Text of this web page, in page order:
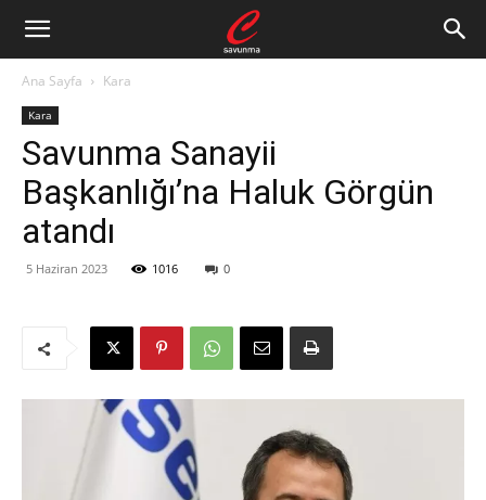
Ana Sayfa Kara
Kara
Savunma Sanayii
Başkanlığı’na Haluk Görgün
atandı
5 Haziran 2023 1016 0